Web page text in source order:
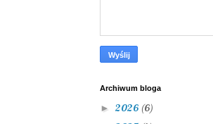
Archiwum bloga
► 2026 (6)